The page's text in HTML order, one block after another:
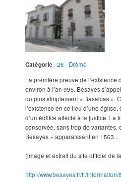
Catégorie
26 - Drôme
La première preuve de l’existence
environ à l’an 995. Bésayes
ou plus simplement « Basaicas ».
l’existence en ce lieu d’une
d’un édifice affecté à la justice. La
conservée, sans trop de variantes,
Bésayes » apparaissant en 1563...
(image et extrait du site officiel de
http://www.besayes.fr/fr/